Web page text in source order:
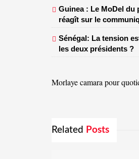
Guinea : Le MoDel du
réagît sur le
Sénégal: La tension
les deux présidents ?
Morlaye camara pour
Related Posts